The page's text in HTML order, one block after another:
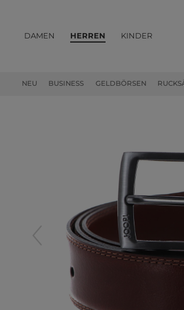
DAMEN HERREN
NEU BUSINESS GELDBÖRSEN
KINDER